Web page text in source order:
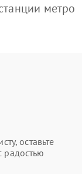
метро
оставьте
радостью